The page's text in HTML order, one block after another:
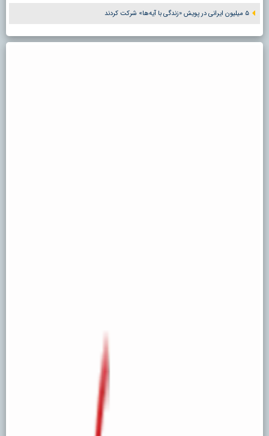
۵ میلیون ایرانی در پویش «زندگی با آیه‌ها» شرکت کردند